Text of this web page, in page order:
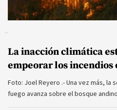
La inacción climática
empeorar los incendios
Foto: Joel Reyero .- Una vez más,
fuego avanza sobre el bosque